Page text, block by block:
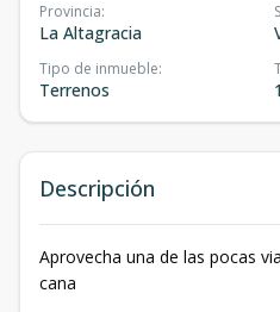
Provincia:
La Altagracia
Tipo de inmueble:
Terrenos
Descripción
Aprovecha una de las pocas
cana